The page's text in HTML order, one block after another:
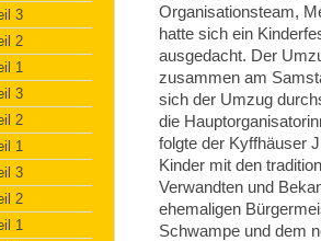
3
2
1
3
2
1
3
2
1
Organisationsteam,
hatte sich ein
ausgedacht. Der
zusammen am
sich der Umzug
die
folgte der Kyffhäuser
Kinder mit den
Verwandten und
ehemaligen
Schwampe und dem